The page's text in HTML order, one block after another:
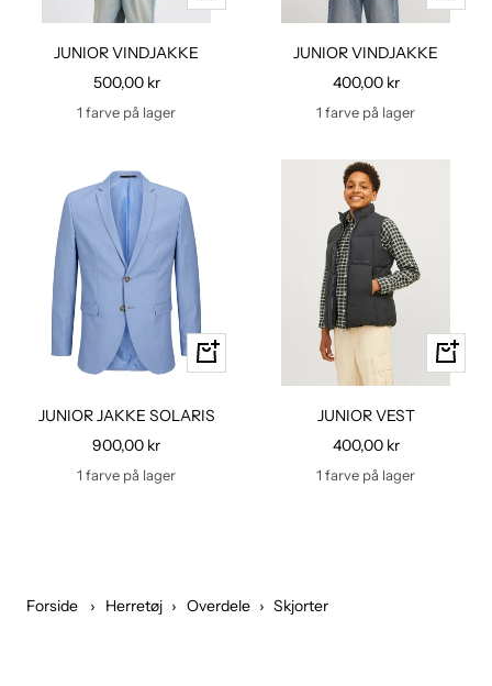
kig
JUNIOR VINDJAKKE
Udsalgspris
500,00 kr
1 farve på lager
kig
JUNIOR VINDJAKKE
Udsalgspris
400,00 kr
1 farve på lager
Hurtig
kig
JUNIOR JAKKE SOLARIS
Udsalgspris
900,00 kr
1 farve på lager
Hurtig
kig
JUNIOR VEST
Udsalgspris
400,00 kr
1 farve på lager
Forside › Herretøj › Overdele › Skjorter